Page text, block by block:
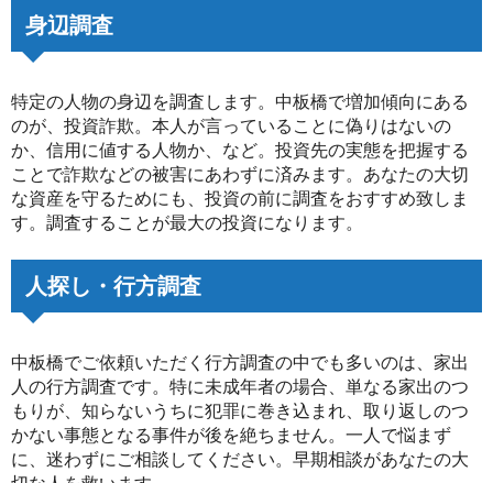
身辺調査
特定の人物の身辺を調査します。中板橋で増加傾向にある
のが、投資詐欺。本人が言っていることに偽りはないの
か、信用に値する人物か、など。投資先の実態を把握する
ことで詐欺などの被害にあわずに済みます。あなたの大切
な資産を守るためにも、投資の前に調査をおすすめ致しま
す。調査することが最大の投資になります。
人探し・行方調査
中板橋でご依頼いただく行方調査の中でも多いのは、家出
人の行方調査です。特に未成年者の場合、単なる家出のつ
もりが、知らないうちに犯罪に巻き込まれ、取り返しのつ
かない事態となる事件が後を絶ちません。一人で悩まず
に、迷わずにご相談してください。早期相談があなたの大